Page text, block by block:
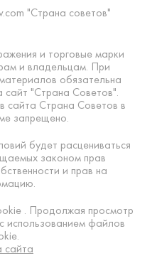
"Страна советов"
и торговые марки
и владельцам. При
обязательна
сайт "Страна Советов".
сайта Страна Советов в
запрещено.
будет расцениваться
законом прав
и прав на
. Продолжая просмотр
использованием файлов
сайта